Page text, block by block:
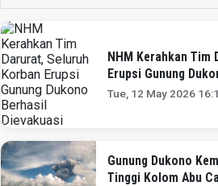
NHM Kerahkan Tim
Erupsi Gunung
Tue, 12 May 2026
Gunung Dukono
Tinggi Kolom Abu